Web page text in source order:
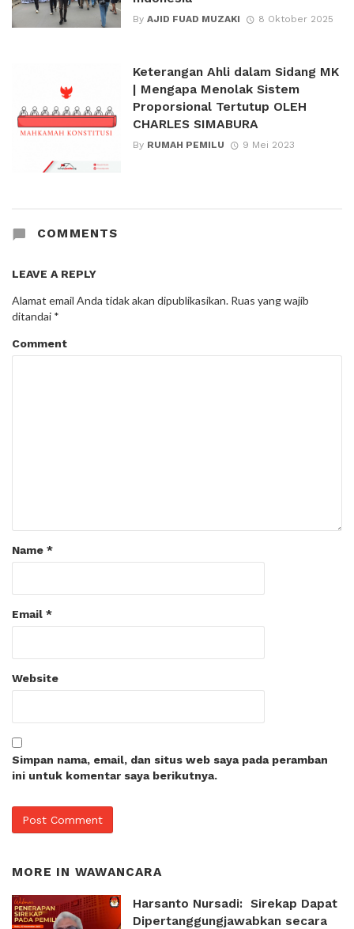
By AJID FUAD MUZAKI 8 Oktober 2025
Keterangan Ahli dalam Sidang MK
| Mengapa Menolak Sistem
Proporsional Tertutup OLEH
CHARLES SIMABURA
By RUMAH PEMILU 9 Mei 2023
COMMENTS
LEAVE A REPLY
Alamat email Anda tidak akan dipublikasikan. Ruas yang wajib
ditandai *
Comment
Name *
Email *
Website
Simpan nama, email, dan situs web saya pada peramban
ini untuk komentar saya berikutnya.
MORE IN WAWANCARA
Harsanto Nursadi: Sirekap Dapat
Dipertanggungjawabkan secara